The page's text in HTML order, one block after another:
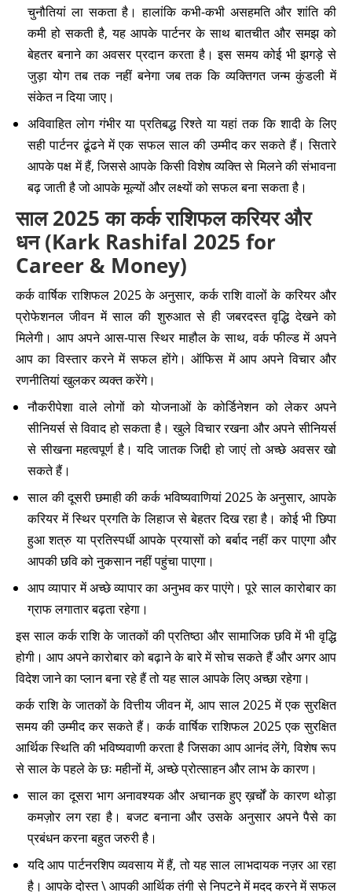
चुनौतियां ला सकता है। हालांकि कभी-कभी असहमति और शांति की
कमी हो सकती है, यह आपके पार्टनर के साथ बातचीत और समझ को
बेहतर बनाने का अवसर प्रदान करता है। इस समय कोई भी झगड़े से
जुड़ा योग तब तक नहीं बनेगा जब तक कि व्यक्तिगत जन्म कुंडली में
संकेत न दिया जाए।
अविवाहित लोग गंभीर या प्रतिबद्ध रिश्ते या यहां तक ​​कि शादी के लिए
सही पार्टनर ढूंढने में एक सफल साल की उम्मीद कर सकते हैं। सितारे
आपके पक्ष में हैं, जिससे आपके किसी विशेष व्यक्ति से मिलने की संभावना
बढ़ जाती है जो आपके मूल्यों और लक्ष्यों को सफल बना सकता है।
साल 2025 का कर्क राशिफल करियर और
धन (Kark Rashifal 2025 for
Career & Money)
कर्क वार्षिक राशिफल 2025 के अनुसार, कर्क राशि वालों के करियर और
प्रोफेशनल जीवन में साल की शुरुआत से ही जबरदस्त वृद्धि देखने को
मिलेगी। आप अपने आस-पास स्थिर माहौल के साथ, वर्क फील्ड में अपने
आप का विस्तार करने में सफल होंगे। ऑफिस में आप अपने विचार और
रणनीतियां खुलकर व्यक्त करेंगे।
नौकरीपेशा वाले लोगों को योजनाओं के कोर्डिनेशन को लेकर अपने
सीनियर्स से विवाद हो सकता है। खुले विचार रखना और अपने सीनियर्स
से सीखना महत्वपूर्ण है। यदि जातक जिद्दी हो जाएं तो अच्छे अवसर खो
सकते हैं।
साल की दूसरी छमाही की कर्क भविष्यवाणियां 2025 के अनुसार, आपके
करियर में स्थिर प्रगति के लिहाज से बेहतर दिख रहा है। कोई भी छिपा
हुआ शत्रु या प्रतिस्पर्धी आपके प्रयासों को बर्बाद नहीं कर पाएगा और
आपकी छवि को नुकसान नहीं पहुंचा पाएगा।
आप व्यापार में अच्छे व्यापार का अनुभव कर पाएंगे। पूरे साल कारोबार का
ग्राफ लगातार बढ़ता रहेगा।
इस साल कर्क राशि के जातकों की प्रतिष्ठा और सामाजिक छवि में भी वृद्धि
होगी। आप अपने कारोबार को बढ़ाने के बारे में सोच सकते हैं और अगर आप
विदेश जाने का प्लान बना रहे हैं तो यह साल आपके लिए अच्छा रहेगा।
कर्क राशि के जातकों के वित्तीय जीवन में, आप साल 2025 में एक सुरक्षित
समय की उम्मीद कर सकते हैं। कर्क वार्षिक राशिफल 2025 एक सुरक्षित
आर्थिक स्थिति की भविष्यवाणी करता है जिसका आप आनंद लेंगे, विशेष रूप
से साल के पहले के छः महीनों में, अच्छे प्रोत्साहन और लाभ के कारण।
साल का दूसरा भाग अनावश्यक और अचानक हुए ख़र्चों के कारण थोड़ा
कमज़ोर लग रहा है। बजट बनाना और उसके अनुसार अपने पैसे का
प्रबंधन करना बहुत जरुरी है।
यदि आप पार्टनरशिप व्यवसाय में हैं, तो यह साल लाभदायक नज़र आ रहा
है। आपके दोस्त \ आपकी आर्थिक तंगी से निपटने में मदद करने में सफल